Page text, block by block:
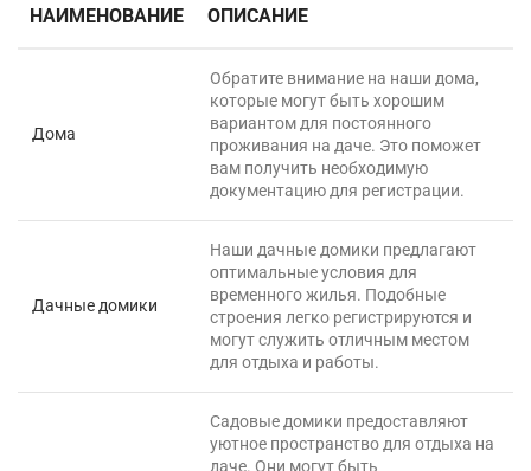
НАИМЕНОВАНИЕ ОПИСАНИЕ
Дома
Обратите внимание на наши дома,
которые могут быть хорошим
вариантом для постоянного
проживания на даче. Это поможет
вам получить необходимую
документацию для регистрации.
Дачные домики
Наши дачные домики предлагают
оптимальные условия для
временного жилья. Подобные
строения легко регистрируются и
могут служить отличным местом
для отдыха и работы.
Садовые домики предоставляют
уютное пространство для отдыха на
даче. Они могут быть